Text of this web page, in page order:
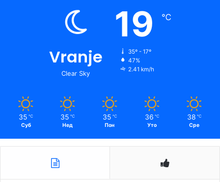
Vranje
Clear Sky
19 ℃
35º - 17º
47%
2.41 km/h
35 ℃
Суб
35 ℃
Нед
35 ℃
Пон
36 ℃
Уто
38 ℃
Сре